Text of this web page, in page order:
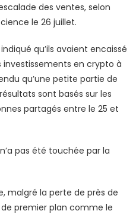
des ventes, selon
le 26 juillet.
qu’ils avaient encaissé
investissements en crypto à
qu’une petite partie de
sont basés sur les
partagés entre le 25 et
pas été touchée par la
malgré la perte de près de
premier plan comme le